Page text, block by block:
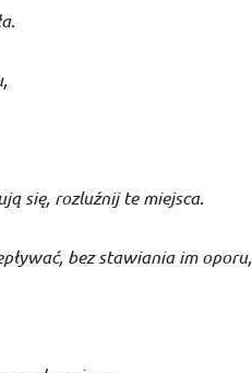
się, rozluźnij te miejsca.
bez stawiania im oporu,